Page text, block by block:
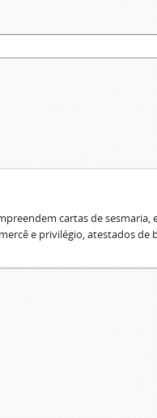
cartas de
e privilégio, atestados de